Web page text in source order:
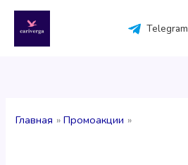
содержимому
Telegram
Главная Промоакции